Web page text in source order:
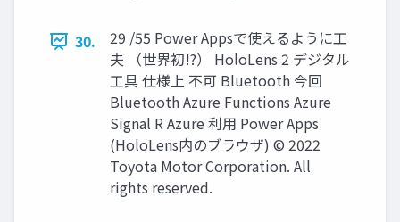
30.
29 /55 Power Appsで使えるように工
夫 （世界初!?） HoloLens 2 デジタル
工具 仕様上 不可 Bluetooth 今回
Bluetooth Azure Functions Azure
Signal R Azure 利用 Power Apps
(HoloLens内のブラウザ) © 2022
Toyota Motor Corporation. All
rights reserved.